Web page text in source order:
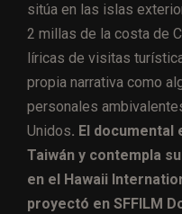
sitúa en las islas
2 millas de la costa de
líricas de visitas
propia narrativa como
personales
Unidos. El documental
Taiwán y contempla
en el Hawaii
proyectó en SFFILM